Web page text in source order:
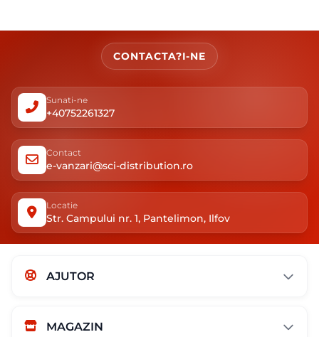
CONTACTA?I-NE
Sunati-ne
+40752261327
Contact
e-vanzari@sci-distribution.ro
Locatie
Str. Campului nr. 1, Pantelimon, Ilfov
AJUTOR
MAGAZIN